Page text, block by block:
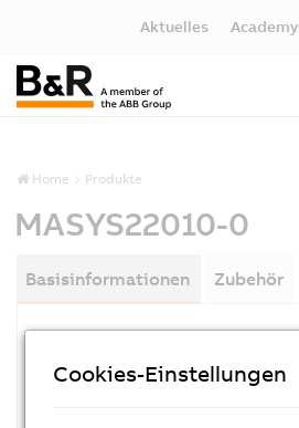
Aktuelles Academy
Home Produkte
MASYS22010-0
Basisinformationen Zubehör
MASYS22010-0
Cookies-Einstellungen